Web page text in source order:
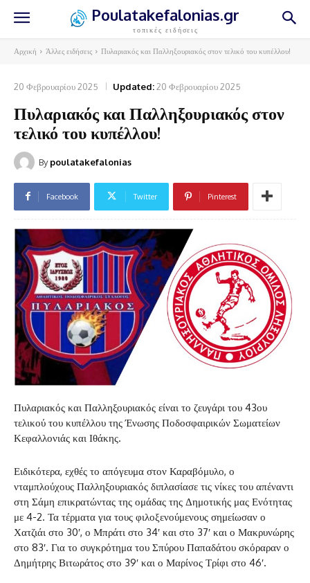
Poulatakefalonias.gr
τοπικές ειδήσεις
Αρχική Άλλες ειδήσεις Πυλαριακός και Παλληξουριακός στον τελικό του κυπέλλου!
20 Φεβρουαρίου 2025 Updated:20 Φεβρουαρίου 2025
Πυλαριακός και Παλληξουριακός στον
τελικό του κυπέλλου!
By poulatakefalonias
Facebook Twitter Pinterest
Πυλαριακός και Παλληξουριακός είναι το ζευγάρι του 43ου
τελικού του κυπέλλου της Ένωσης Ποδοσφαιρικών Σωματείων
Κεφαλλονιάς και Ιθάκης.
Ειδικότερα, εχθές το απόγευμα στον Καραβόμυλο, ο
νταμπλούχους Παλληξουριακός διπλασίασε τις νίκες του απέναντι
στη Σάμη επικρατώντας της ομάδας της Δημοτικής μας Ενότητας
με 4-2. Τα τέρματα για τους φιλοξενούμενους σημείωσαν ο
Χατζιάι στο 30′, ο Μπράτι στο 34′ και στο 37′ και ο Μακρυνώρης
στο 83′. Για το συγκρότημα του Σπύρου Παπαδάτου σκόραραν ο
Δημήτρης Βιτωράτος στο 39′ και ο Μαρίνος Τρίφι στο 46′.